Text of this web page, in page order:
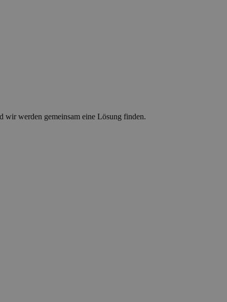
wir werden gemeinsam eine Lösung finden.